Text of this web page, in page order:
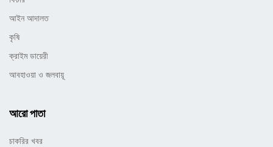
আইন আদালত
কৃষি
ক্রাইম ডায়েরী
আবহাওয়া ও জলবায়ূ
আরো পাতা
চাকরির খবর